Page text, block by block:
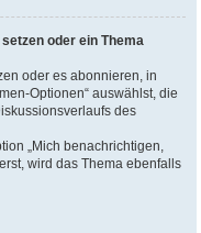
oder ein Thema
oder es abonnieren, in
Optionen“ auswählst, die
des
„Mich benachrichtigen,
wird das Thema ebenfalls